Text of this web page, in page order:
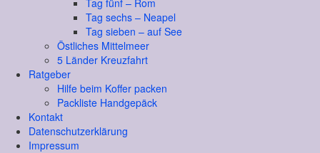
Tag fünf – Rom
Tag sechs – Neapel
Tag sieben – auf See
Östliches Mittelmeer
5 Länder Kreuzfahrt
Ratgeber
Hilfe beim Koffer packen
Packliste Handgepäck
Kontakt
Datenschutzerklärung
Impressum